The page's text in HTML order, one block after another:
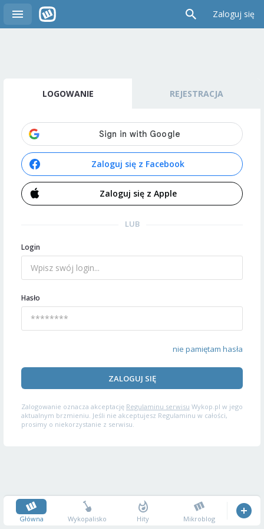
Zaloguj się
LOGOWANIE REJESTRACJA
Zaloguj się z Facebook
Zaloguj się z Apple
LUB
Login
Hasło
nie pamiętam hasła
ZALOGUJ SIĘ
Zalogowanie oznacza akceptację Regulaminu serwisu Wykop.pl w jego
aktualnym brzmieniu. Jeśli nie akceptujesz Regulaminu w całości,
prosimy o niekorzystanie z serwisu.
Główna Wykopalisko Hity Mikroblog